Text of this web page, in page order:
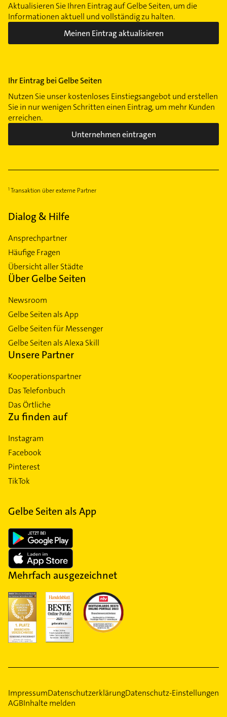
Aktualisieren Sie Ihren Eintrag auf Gelbe Seiten, um die
Informationen aktuell und vollständig zu halten.
Meinen Eintrag aktualisieren
Ihr Eintrag bei Gelbe Seiten
Nutzen Sie unser kostenloses Einstiegsangebot und erstellen
Sie in nur wenigen Schritten einen Eintrag, um mehr Kunden
erreichen.
Unternehmen eintragen
Transaktion über externe Partner
Dialog & Hilfe
Ansprechpartner
Häufige Fragen
Übersicht aller Städte
Über Gelbe Seiten
Newsroom
Gelbe Seiten als App
Gelbe Seiten für Messenger
Gelbe Seiten als Alexa Skill
Unsere Partner
Kooperationspartner
Das Telefonbuch
Das Örtliche
Zu finden auf
Instagram
Facebook
Pinterest
TikTok
Gelbe Seiten als App
Mehrfach ausgezeichnet
ImpressumDatenschutzerklärungDatenschutz-Einstellungen
AGBInhalte melden